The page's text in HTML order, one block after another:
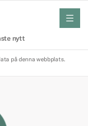
nytt
meny
på denna webbplats.